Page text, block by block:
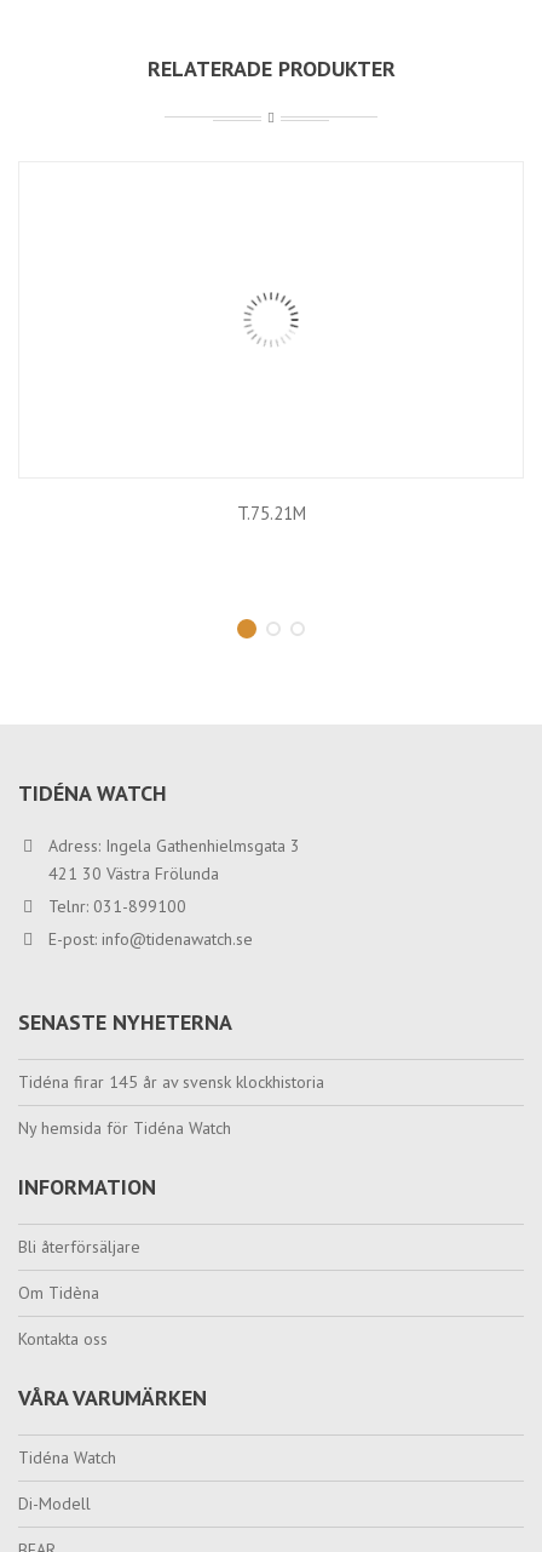
RELATERADE PRODUKTER
T.75.21M
TIDÉNA WATCH
Adress: Ingela Gathenhielmsgata 3
421 30 Västra Frölunda
Telnr: 031-899100
E-post: info@tidenawatch.se
SENASTE NYHETERNA
Tidéna firar 145 år av svensk klockhistoria
Ny hemsida för Tidéna Watch
INFORMATION
Bli återförsäljare
Om Tidèna
Kontakta oss
VÅRA VARUMÄRKEN
Tidéna Watch
Di-Modell